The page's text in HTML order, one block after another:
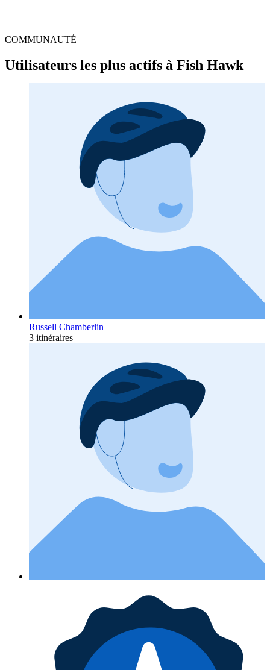
COMMUNAUTÉ
Utilisateurs les plus actifs à Fish Hawk
Russell Chamberlin
3 itinéraires